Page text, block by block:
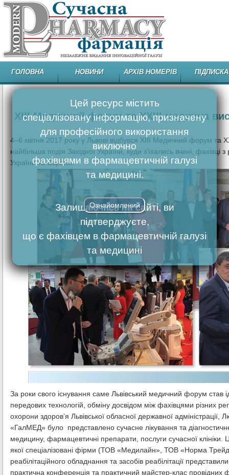
ГОЛОВНА НОВИНИ АРХІВ НОМЕРІВ ПІДПИСКА
ХІІІ Медичний форум та ХХІІІ медична
4–6 квітня 2017 року у Львові відбувся ХІІІ Медичний форум та
найбільша подія Західної України, куди з’їхались вчені,
України та Європи.
За роки свого існування саме Львівський медичний форум став
передових технологій, обміну досвідом між фахівцями різних
охорони здоров’я Львівської обласної державної
«ГалМЕД» було представлено сучасне лікування та
медицину, фармацевтичні препарати, послуги сучасної клініки.
якої спеціалізовані фірми (ТОВ «Медилайн», ТОВ «Норма
реабілітаційного обладнання та засобів реабілітації
практична конференція та практичний майстер-клас
Цей ресурс містить
спеціалізовану інформацію, призначену
для професійного використання
виключно
фахівцями в фармацевтичній галузі
та медицині.
Залишаючись на сайті, ви
підтверджуєте,
що є фахівцем в фармацевтичній галузі
та медицині
Ознайомлений